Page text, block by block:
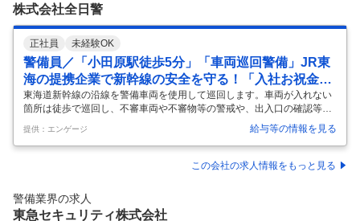
株式会社全日警
正社員 未経験OK
警備員／「小田原駅徒歩5分」「車両巡回警備」JR東
海の提携企業で新幹線の安全を守る！「入社お祝金10
万円」
東海道新幹線の沿線を警備車両を使用して巡回します。車両が入れない
箇所は徒歩で巡回し、不審車両や不審物等の警戒や、出入口の確認等を
行います。 業務は二人一組で行い、研修も約１カ月行いますので、警備
業が未経験の方もご安心ください。 ／ 20代～40代の方が活躍中！ JR東
海提携企業！新幹線の安全を守る仕事！ ＼ ＜入社後の研修＞ まずは座
学メインの研修で、警備関連の法律や心構え、事故発生時の対処法、救
すので、業務内容だけでなく、シフト勤務にも体を慣らすことができま
す。 ＜通勤は職場へ直行・直帰＞ パトロール隊事務所への直行直帰とな
る…
提供：エンゲージ 給与等の情報を見る
この会社の求人情報をもっと見る
警備業界の求人
東急セキュリティ株式会社